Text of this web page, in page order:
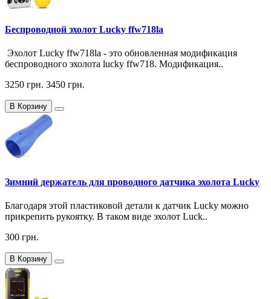
Беспроводной эхолот Lucky ffw718la
Эхолот Lucky ffw718la - это обновленная модификация
беспроводного эхолота lucky ffw718. Модификация..
3250 грн. 3450 грн.
В Корзину
Зимний держатель для проводного датчика эхолота Lucky
Благодаря этой пластиковой детали к датчик Lucky можно
прикрепить рукоятку. В таком виде эхолот Luck..
300 грн.
В Корзину